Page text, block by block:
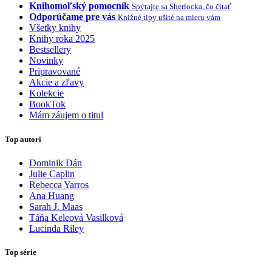
Knihomoľský pomocník Spýtajte sa Sherlocka, čo čítať
Odporúčame pre vás Knižné tipy ušité na mieru vám
Všetky knihy
Knihy roka 2025
Bestsellery
Novinky
Pripravované
Akcie a zľavy
Kolekcie
BookTok
Mám záujem o titul
Top autori
Dominik Dán
Julie Caplin
Rebecca Yarros
Ana Huang
Sarah J. Maas
Táňa Keleová Vasilková
Lucinda Riley
Top série